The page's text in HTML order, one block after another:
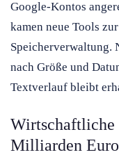
Google-Kontos
kamen neue Tools
Speicherverwaltung.
nach Größe und
Textverlauf bleibt
Wirtschaftliche
Milliarden